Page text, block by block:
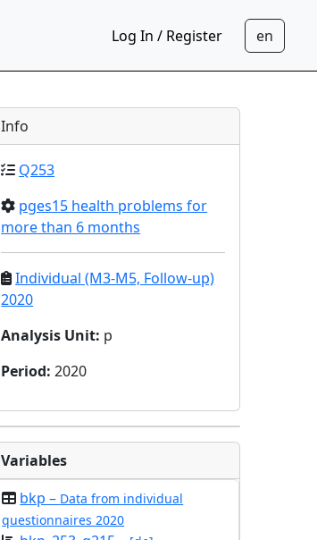
Log In / Register
Info
Q253
pges15 health problems for
more than 6 months
Individual (M3-M5, Follow-up)
2020
Analysis Unit: p
Period:2020
Variables
bkp – Data from individual
questionnaires 2020